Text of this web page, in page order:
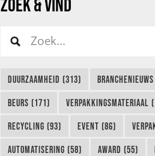
ZOEK & VIND
DUURZAAMHEID (313)
BEURS (171) VERPAKKINGSMATERIAAL
RECYCLING (93) EVENT (86)
AUTOMATISERING (58) AWARD (55)